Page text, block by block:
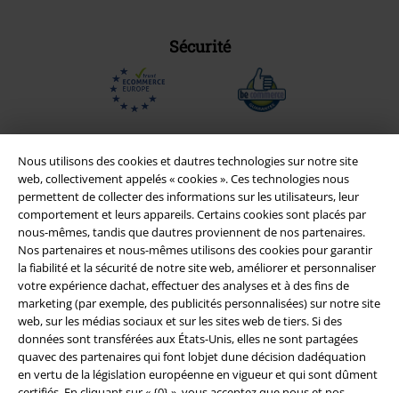
Nous utilisons des cookies et dautres technologies sur notre site
web, collectivement appelés « cookies ». Ces technologies nous
permettent de collecter des informations sur les utilisateurs, leur
comportement et leurs appareils. Certains cookies sont placés par
nous-mêmes, tandis que dautres proviennent de nos partenaires.
Nos partenaires et nous-mêmes utilisons des cookies pour garantir
la fiabilité et la sécurité de notre site web, améliorer et personnaliser
votre expérience dachat, effectuer des analyses et à des fins de
marketing (par exemple, des publicités personnalisées) sur notre site
web, sur les médias sociaux et sur les sites web de tiers. Si des
données sont transférées aux États-Unis, elles ne sont partagées
quavec des partenaires qui font lobjet dune décision dadéquation
en vertu de la législation européenne en vigueur et qui sont dûment
Sécurité
Légal
Conditions générales
Éditeur